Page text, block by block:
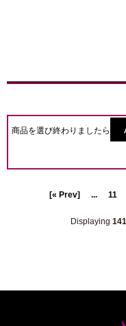
商品を選び終わりましたら
[« Prev] ... 11
Displaying 141